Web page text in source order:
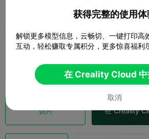
0.2mm layer, 2 walls,
 04h 41m 
切片 在 Creality
获得完整的使用体
解锁更多模型信息，云畅切、一键打印高
互动，轻松赚取专属积分，更多惊喜福利
在 Creality Cloud 中
取消